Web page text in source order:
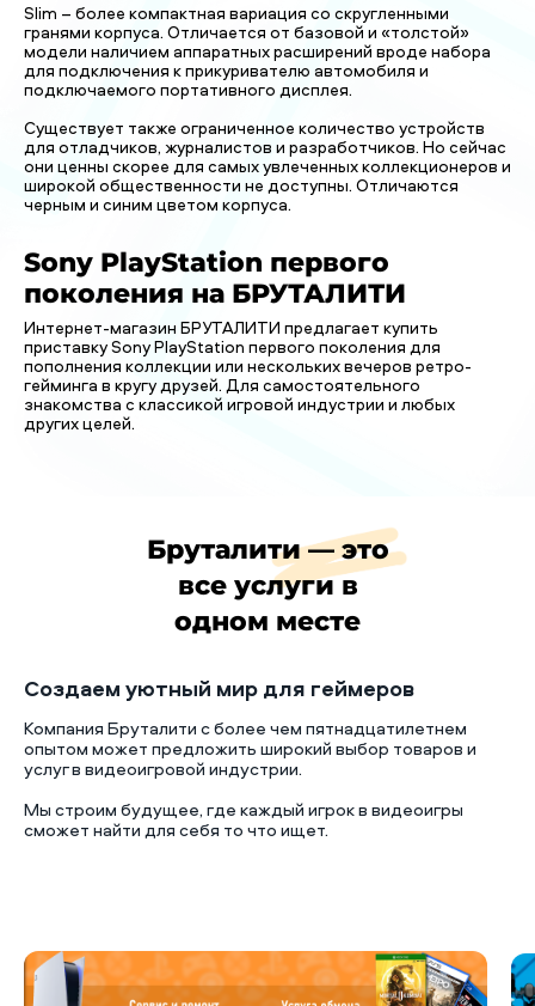
Slim – более компактная вариация со скругленными
гранями корпуса. Отличается от базовой и «толстой»
модели наличием аппаратных расширений вроде набора
для подключения к прикуривателю автомобиля и
подключаемого портативного дисплея.
Существует также ограниченное количество устройств
для отладчиков, журналистов и разработчиков. Но сейчас
они ценны скорее для самых увлеченных коллекционеров и
широкой общественности не доступны. Отличаются
черным и синим цветом корпуса.
Sony PlayStation первого
поколения на БРУТАЛИТИ
Интернет-магазин БРУТАЛИТИ предлагает купить
приставку Sony PlayStation первого поколения для
пополнения коллекции или нескольких вечеров ретро-
гейминга в кругу друзей. Для самостоятельного
знакомства с классикой игровой индустрии и любых
других целей.
Бруталити — это
все услуги в
одном месте
Создаем уютный мир для геймеров
Компания Бруталити с более чем пятнадцатилетнем
опытом может предложить широкий выбор товаров и
услуг в видеоигровой индустрии.
Мы строим будущее, где каждый игрок в видеоигры
сможет найти для себя то что ищет.